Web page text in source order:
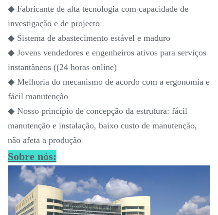
◆ Fabricante de alta tecnologia com capacidade de
investigação e de projecto
◆ Sistema de abastecimento estável e maduro
◆ Jovens vendedores e engenheiros ativos para serviços
instantâneos ((24 horas online)
◆ Melhoria do mecanismo de acordo com a ergonomia e
fácil manutenção
◆ Nosso princípio de concepção da estrutura: fácil
manutenção e instalação, baixo custo de manutenção,
não afeta a produção
Sobre nós: